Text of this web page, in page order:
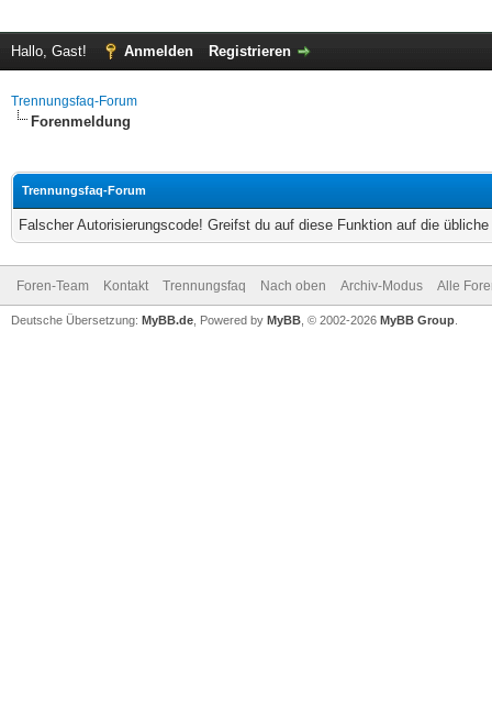
Hallo, Gast! Anmelden Registrieren
Trennungsfaq-Forum
Forenmeldung
Trennungsfaq-Forum
Falscher Autorisierungscode! Greifst du auf diese Funktion auf die
Foren-Team Kontakt Trennungsfaq Nach oben Archiv-Modus Alle
Deutsche Übersetzung: MyBB.de , Powered by MyBB , © 2002-2026 MyBB Group